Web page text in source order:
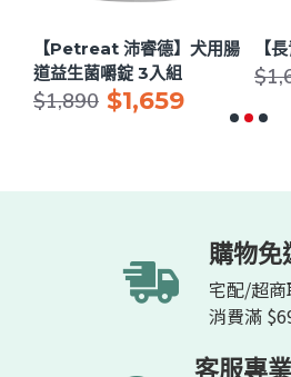
【Petreat 沛睿德】犬用腸
道益生菌嚼錠 3入組
$1,659
$1,890
【
購物免
宅配/超商
消費滿
客服專